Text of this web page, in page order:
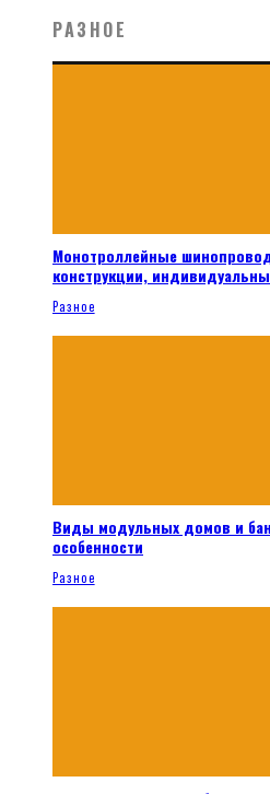
РАЗНОЕ
Монотроллейные
конструкции,
Разное
Виды модульных домов и
особенности
Разное